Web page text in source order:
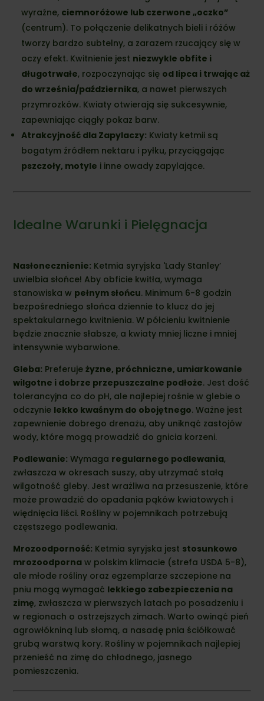
wyraźne, ciemnoróżowe lub czerwone „oczko”
(centrum). To połączenie delikatnych bieli i różów
tworzy bardzo subtelny, a zarazem rzucający się w
oczy efekt. Kwitnienie jest niezwykle obfite i
długotrwałe, rozpoczynając się od lipca i trwając aż
do września/października, a nawet pierwszych
przymrozków. Kwiaty otwierają się sukcesywnie,
zapewniając ciągły pokaz barw.
Atrakcyjność dla Zapylaczy: Kwiaty ketmii są
bogatym źródłem nektaru i pyłku, przyciągając
pszczoły, motyle i inne owady zapylające.
Idealne Warunki i Pielęgnacja
Nasłonecznienie: Ketmia syryjska 'Lady Stanley’
uwielbia słońce! Aby obficie kwitła, wymaga
stanowiska w pełnym słońcu. Minimum 6-8 godzin
bezpośredniego słońca dziennie to klucz do jej
spektakularnego kwitnienia. W półcieniu kwitnienie
będzie znacznie słabsze, a kwiaty mniej liczne i mniej
intensywnie wybarwione.
Gleba: Preferujeżyzne, próchniczne, umiarkowanie
wilgotne i dobrze przepuszczalne podłoże. Jest dość
tolerancyjna co do pH, ale najlepiej rośnie w glebie o
odczynie lekko kwaśnym do obojętnego. Ważne jest
zapewnienie dobrego drenażu, aby uniknąć zastojów
wody, które mogą prowadzić do gnicia korzeni.
Podlewanie: Wymaga regularnego podlewania,
zwłaszcza w okresach suszy, aby utrzymać stałą
wilgotność gleby. Jest wrażliwa na przesuszenie, które
może prowadzić do opadania pąków kwiatowych i
więdnięcia liści. Rośliny w pojemnikach potrzebują
częstszego podlewania.
Mrozoodporność: Ketmia syryjska jest stosunkowo
mrozoodporna w polskim klimacie (strefa USDA 5-8),
ale młode rośliny oraz egzemplarze szczepione na
pniu mogą wymagać lekkiego zabezpieczenia na
zimę, zwłaszcza w pierwszych latach po posadzeniu i
w regionach o ostrzejszych zimach. Warto owinąć pień
agrowłókniną lub słomą, a nasadę pnia ściółkować
grubą warstwą kory. Rośliny w pojemnikach najlepiej
przenieść na zimę do chłodnego, jasnego
pomieszczenia.